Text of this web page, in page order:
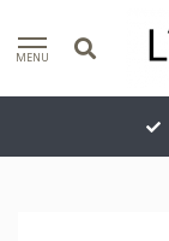
MENU